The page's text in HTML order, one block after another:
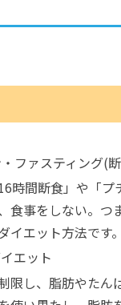
ファスティング(
時間断食」や「プ
食事をしない。つ
イエット方法です。
エット
限し、脂肪やたん